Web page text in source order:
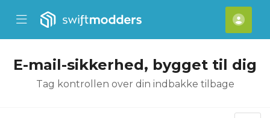
Mobile Menu
Mobile Menu
E-mail-sikkerhed, bygget til dig
Tag kontrollen over din indbakke tilbage